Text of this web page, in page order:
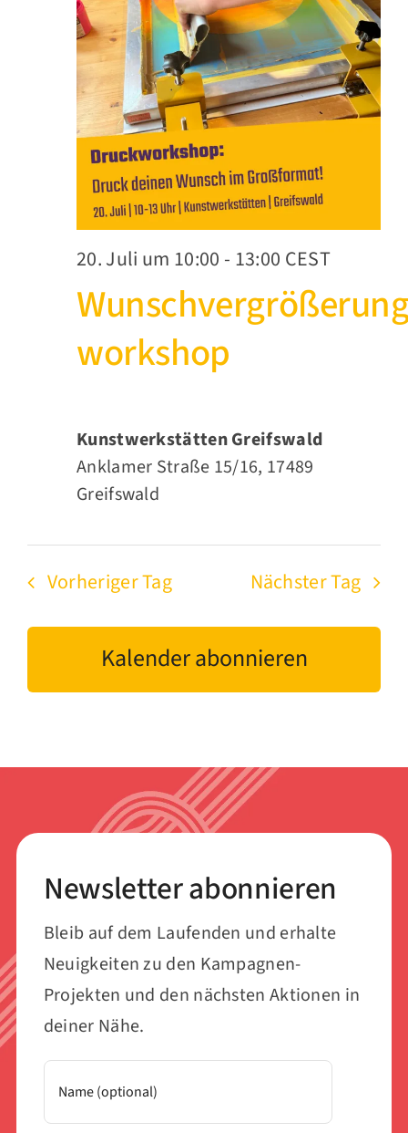
workshop
20. Juli um 10:00 - 13:00 CEST
Kunstwerkstätten Greifswald
Anklamer Straße 15/16, 17489
Greifswald
Vorheriger Tag Nächster Tag
Kalender abonnieren
Newsletter abonnieren
Bleib auf dem Laufenden und erhalte
Neuigkeiten zu den Kampagnen-
Projekten und den nächsten Aktionen in
deiner Nähe.